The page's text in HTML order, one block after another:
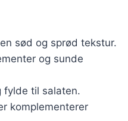
sød og sprød tekstur.
og sunde
fylde til salaten.
komplementerer